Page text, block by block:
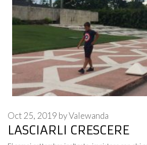
LASCIARLI CRESCERE
Oct 25, 2019 byValewanda